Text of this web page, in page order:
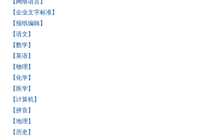
【网络语言】
【企业文字标准】
【报纸编辑】
【语文】
【数学】
【英语】
【物理】
【化学】
【医学】
【计算机】
【拼音】
【地理】
【历史】